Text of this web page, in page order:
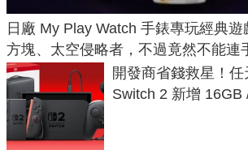
日廠 My Play Watch 手錶專玩經典
方塊、太空侵略者，不過竟然不能連
開發商省錢救星！
Switch 2 新增 16GB